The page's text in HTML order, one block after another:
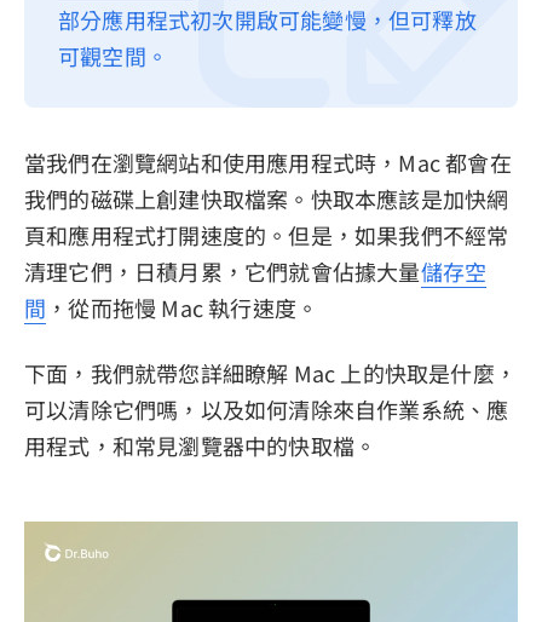
部分應用程式初次開啟可能變慢，但可釋放
可觀空間。
當我們在瀏覽網站和使用應用程式時，Mac 都會在
我們的磁碟上創建快取檔案。快取本應該是加快網
頁和應用程式打開速度的。但是，如果我們不經常
清理它們，日積月累，它們就會佔據大量儲存空
間 ，從而拖慢 Mac 執行速度。
下面，我們就帶您詳細瞭解 Mac 上的快取是什麼，
可以清除它們嗎，以及如何清除來自作業系統、應
用程式，和常見瀏覽器中的快取檔。